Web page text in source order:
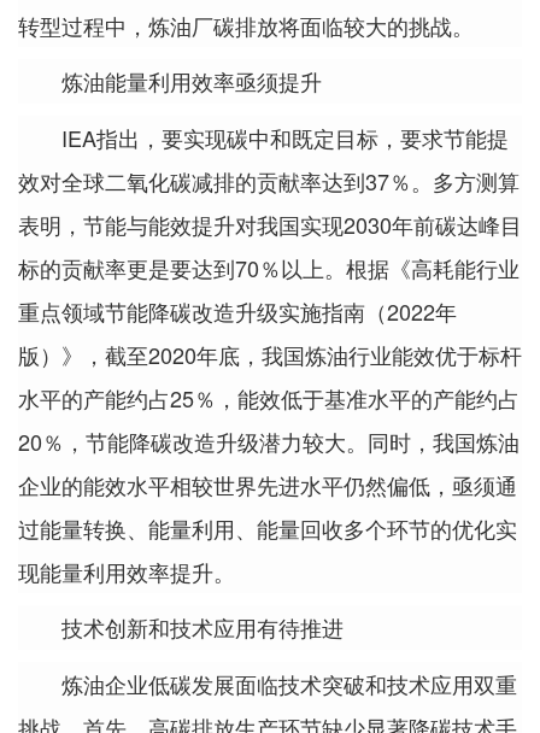
转型过程中，炼油厂碳排放将面临较大的挑战。
炼油能量利用效率亟须提升
IEA指出，要实现碳中和既定目标，要求节能提
效对全球二氧化碳减排的贡献率达到37％。多方测算
表明，节能与能效提升对我国实现2030年前碳达峰目
标的贡献率更是要达到70％以上。根据《高耗能行业
重点领域节能降碳改造升级实施指南（2022年
版）》，截至2020年底，我国炼油行业能效优于标杆
水平的产能约占25％，能效低于基准水平的产能约占
20％，节能降碳改造升级潜力较大。同时，我国炼油
企业的能效水平相较世界先进水平仍然偏低，亟须通
过能量转换、能量利用、能量回收多个环节的优化实
现能量利用效率提升。
技术创新和技术应用有待推进
炼油企业低碳发展面临技术突破和技术应用双重